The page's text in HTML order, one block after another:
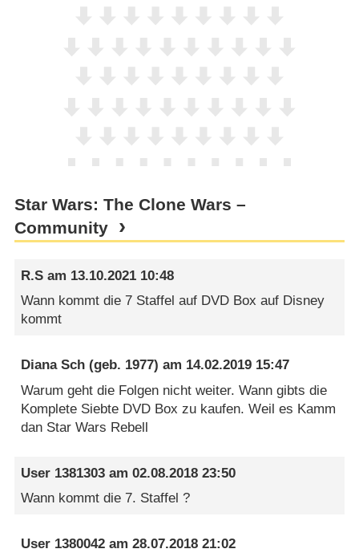
Star Wars: The Clone Wars –
Community
R.S am 13.10.2021 10:48
Wann kommt die 7 Staffel auf DVD Box auf Disney
kommt
Diana Sch (geb. 1977) am 14.02.2019 15:47
Warum geht die Folgen nicht weiter. Wann gibts die
Komplete Siebte DVD Box zu kaufen. Weil es Kamm
dan Star Wars Rebell
User 1381303 am02.08.2018 23:50
Wann kommt die 7. Staffel ?
User 1380042 am28.07.2018 21:02